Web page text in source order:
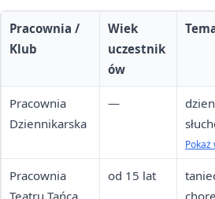
Pracownia /
Klub
Wiek
uczestnik
ów
Pracownia
Dziennikarska
—
Pokaż
Pracownia
od 15 lat